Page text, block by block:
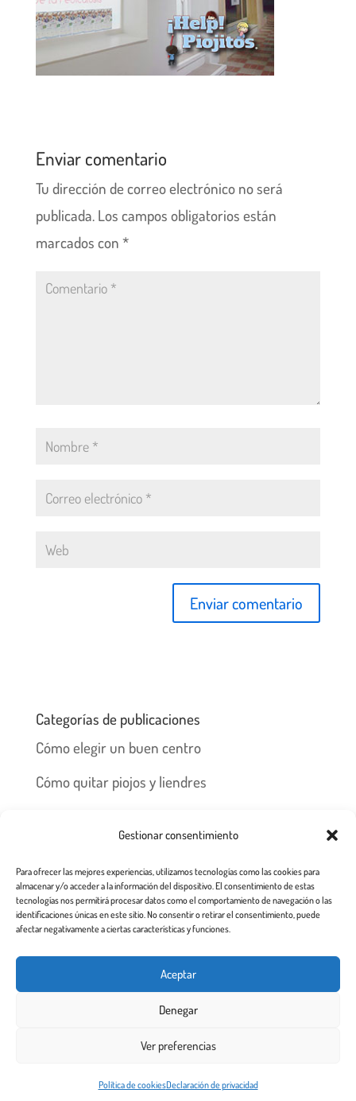
Este sitio web utiliza cookies para garantizar que obtenga la
Gestionar consentimiento
Para ofrecer las mejores experiencias, utilizamos tecnologías como las cookies para
almacenar y/o acceder a la información del dispositivo. El consentimiento de estas
tecnologías nos permitirá procesar datos como el comportamiento de navegación o las
identificaciones únicas en este sitio. No consentir o retirar el consentimiento, puede
afectar negativamente a ciertas características y funciones.
Aceptar
Denegar
Ver preferencias
Política de cookiesDeclaración de privacidad
Enviar comentario
Tu dirección de correo electrónico no será
publicada. Los campos obligatorios están
marcados con *
Categorías de publicaciones
Cómo elegir un buen centro
Cómo quitar piojos y liendres
Prevención y recomendaciones
Centros
Todos los derechos reservados 2.020